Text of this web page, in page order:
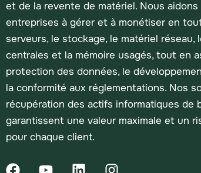
et de la revente de matériel. Nous aidons
entreprises à gérer et à monétiser en
serveurs, le stockage, le matériel réseau,
centrales et la mémoire usagés, tout en
protection des données, le
la conformité aux réglementations. Nos
récupération des actifs informatiques de
garantissent une valeur maximale et un
pour chaque client.